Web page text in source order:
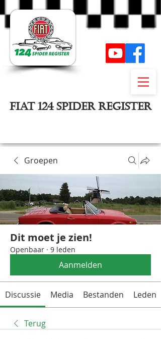
FIAT 124 SPIDER REGISTER
Groepen
Dit moet je zien!
Openbaar · 9 leden
Aanmelden
Discussie Media Bestanden Leden
Terug